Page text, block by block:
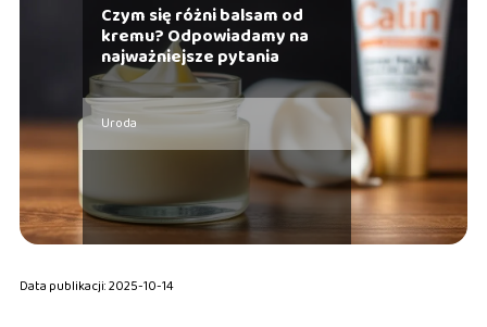
Czym się różni balsam od
kremu? Odpowiadamy na
najważniejsze pytania
Uroda
Data publikacji: 2025-10-14